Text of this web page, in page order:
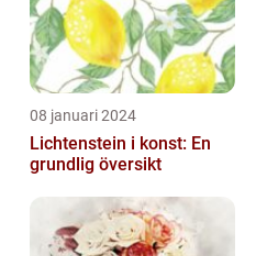
08 januari 2024
Lichtenstein i konst: En
grundlig översikt